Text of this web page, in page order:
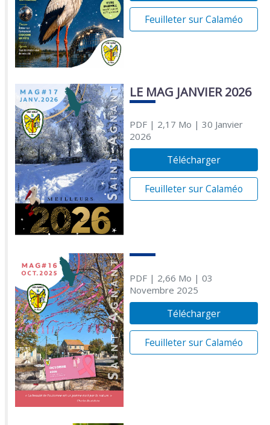
Feuilleter sur Calaméo
LE MAG JANVIER 2026
PDF| 2,17 Mo | 30 Janvier
2026
Télécharger
Feuilleter sur Calaméo
PDF| 2,66 Mo | 03
Novembre 2025
Télécharger
Feuilleter sur Calaméo